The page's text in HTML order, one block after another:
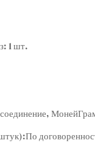
1 шт.